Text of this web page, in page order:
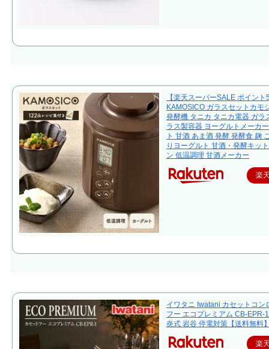
【楽天スーパーSALE ポイント
KAMOSICO ガラスセットカモ
発酵機 タニカ タニカ電器 ガラ
ラス製容器 ヨーグルトメーカ
ト 甘酒 あま酒 発酵 発酵食 麹
りヨーグルト 甘酒・発酵キッ
ン 低温調理 甘酒メーカー
楽
イワタニ Iwatani カセットコン
フー エコプレミアム CB-EPR-
炎式 岩谷 停電対策【送料無料
楽